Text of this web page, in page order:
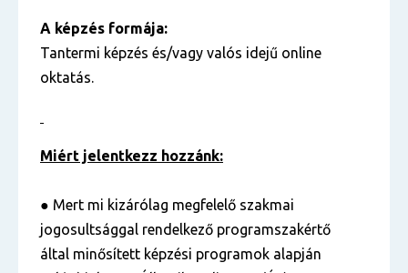
A képzés formája:
Tantermi képzés és/vagy valós idejű online
oktatás.
Miért jelentkezz hozzánk:
● Mert mi kizárólag megfelelő szakmai
jogosultsággal rendelkező programszakértő
által minősített képzési programok alapján